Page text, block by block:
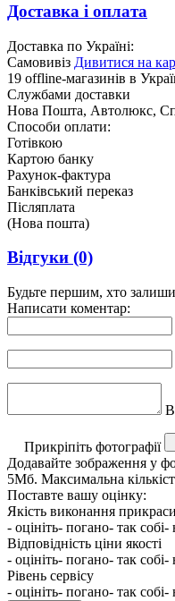
Доставка і оплата
Доставка по Україні:
Самовивіз Дивитися на
19 offline-магазинів в
Службами доставки
Нова Пошта, Автолюкс,
Способи оплати:
Готівкою
Картою банку
Рахунок-фактура
Банківський переказ
Післяплата
(Нова пошта)
Відгуки (0)
Будьте першим, хто
Написати коментар:
Прикріпіть фотографії
Додавайте зображення у
5Мб. Максимальна
Поставте вашу оцінку:
Якість виконання прикраси
- оцініть- погано- так собі-
Відповідність ціни якості
- оцініть- погано- так собі-
Рівень сервісу
- оцініть- погано- так собі-